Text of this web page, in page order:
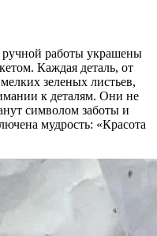
работы украшены
Каждая деталь, от
зеленых листьев,
к деталям. Они не
символом заботы и
мудрость: «Красота